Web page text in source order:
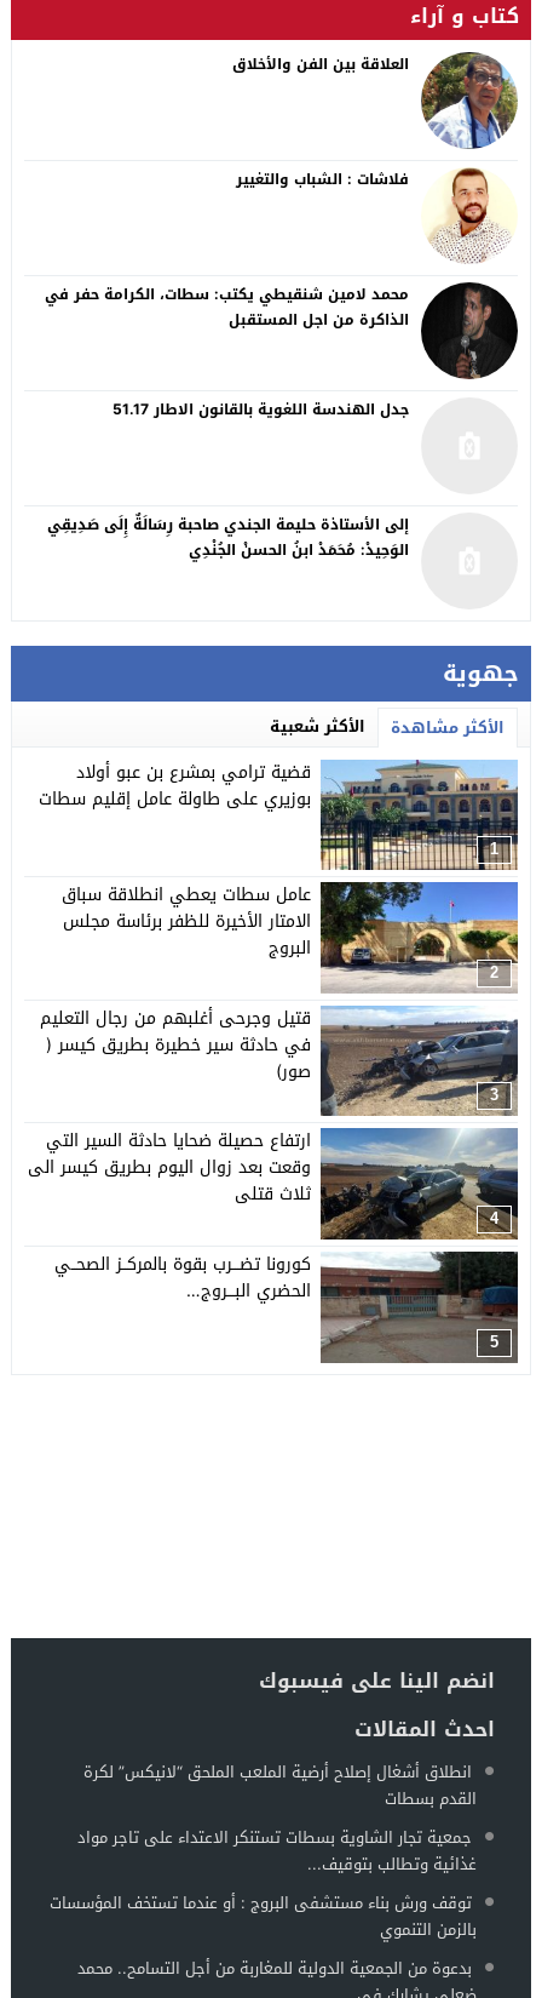
جهوية
الأكثر مشاهدة الأكثر شعبية
1
قضية ترامي بمشرع بن عبو أولاد
بوزيري على طاولة عامل إقليم سطات
2
عامل سطات يعطي انطلاقة سباق
الامتار الأخيرة للظفر برئاسة مجلس
البروج
3
قتيل وجرحى أغلبهم من رجال التعليم
في حادثة سير خطيرة بطريق كيسر (
صور)
4
ارتفاع حصيلة ضحايا حادثة السير التي
وقعت بعد زوال اليوم بطريق كيسر الى
ثلاث قتلى
5
كورونا تضـــرب بقوة بالمركــز الصحــي
الحضري البـــروج…
كتاب و آراء
العلاقة بين الفن والأخلاق
فلاشات : الشباب والتغيير
محمد لامين شنقيطي يكتب: سطات، الكرامة حفر في
الذاكرة من اجل المستقبل
جدل الهندسة اللغوية بالقانون الاطار 51.17
إلى الأستاذة حليمة الجندي صاحبة رِسَالَةٌ إِلَى صَدِيقِي
الوَحِيدْ: مُحَمَدْ ابنُ الحسنْ الجُنْدِي
انضم الينا على فيسبوك
احدث المقالات
انطلاق أشغال إصلاح أرضية الملعب الملحق “لانيكس” لكرة
القدم بسطات
جمعية تجار الشاوية بسطات تستنكر الاعتداء على تاجر مواد
غذائية وتطالب بتوقيف...
توقف ورش بناء مستشفى البروج : أو عندما تستخف المؤسسات
بالزمن التنموي
بدعوة من الجمعية الدولية للمغاربة من أجل التسامح.. محمد